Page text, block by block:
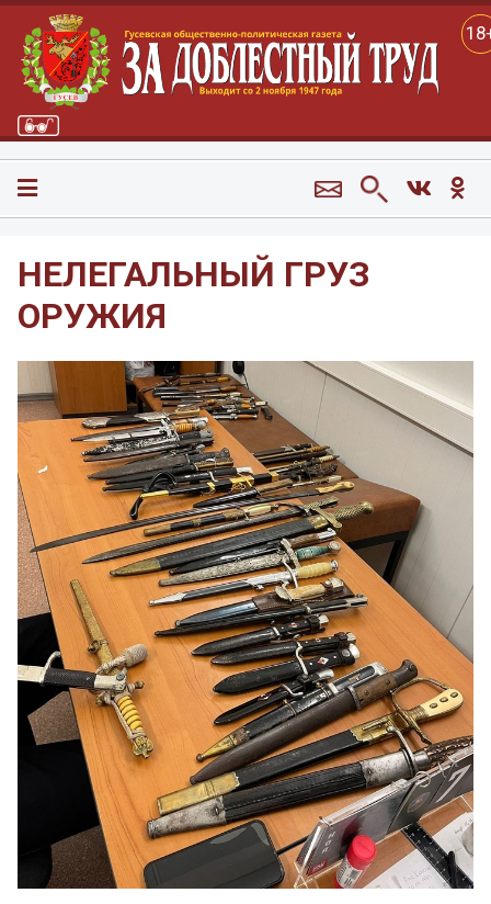
НЕЛЕГАЛЬНЫЙ ГРУЗ
ОРУЖИЯ